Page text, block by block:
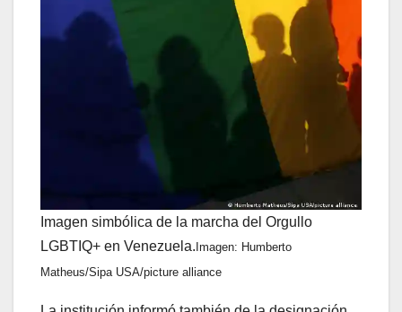
Imagen simbólica de la marcha del Orgullo
LGBTIQ+ en Venezuela. Imagen: Humberto
Matheus/Sipa USA/picture alliance